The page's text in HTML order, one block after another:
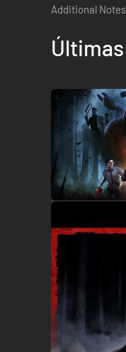
Cuando
gritos y
Pinhead posee
Candado
Después de
Maleficio:
Al colgar a un
maldecido
Additional